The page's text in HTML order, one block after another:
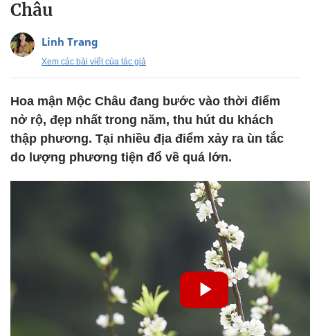
Châu
Linh Trang
Xem các bài viết của tác giả
Hoa mận Mộc Châu đang bước vào thời điểm
nở rộ, đẹp nhất trong năm, thu hút du khách
thập phương. Tại nhiều địa điểm xảy ra ùn tắc
do lượng phương tiện đổ về quá lớn.